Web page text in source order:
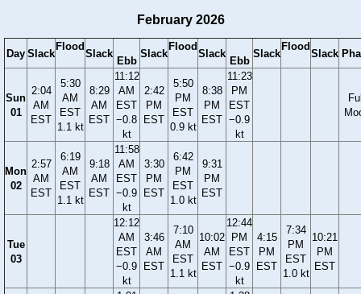
February 2026
Day Slack
Flood
Slack
Ebb
Slack
Flood
Slack
Ebb
Slack
Flood
Slack
Sun
01
2:04
AM
EST
5:30
AM
EST
1.1 kt
8:29
AM
EST
11:12
AM
EST
−0.8
kt
2:42
PM
EST
5:50
PM
EST
0.9 kt
8:38
PM
EST
11:23
PM
EST
−0.9
kt
Mon
02
2:57
AM
EST
6:19
AM
EST
1.1 kt
9:18
AM
EST
11:58
AM
EST
−0.9
kt
3:30
PM
EST
6:42
PM
EST
1.0 kt
9:31
PM
EST
Tue
03
12:12
AM
EST
−0.9
kt
3:46
AM
EST
7:10
AM
EST
1.1 kt
10:02
AM
EST
12:44
PM
EST
−0.9
kt
4:15
PM
EST
7:34
PM
EST
1.0 kt
10:21
PM
EST